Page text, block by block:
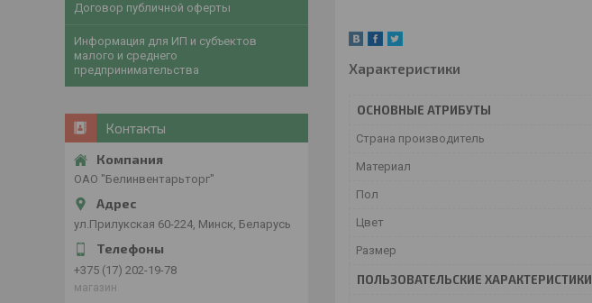
Характеристики
ОСНОВНЫЕ АТРИБУТЫ
Страна производитель
Материал
Пол
Цвет
Размер
ПОЛЬЗОВАТЕЛЬСКИЕ ХАРАКТЕРИСТИКИ
Договор публичной оферты
Информация для ИП и субъектов
малого и среднего
предпринимательства
Контакты
ОАО "Белинвентарьторг"
ул.Прилукская 60-224, Минск, Беларусь
+375 (17) 202-19-78
магазин